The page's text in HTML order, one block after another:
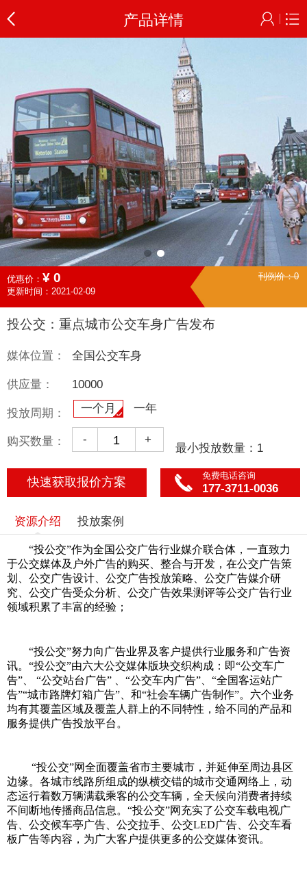
产品详情
优惠价： ¥ 0
更新时间：2021-02-09
刊例价：0
投公交：重点城市公交车身广告发布
媒体位置： 全国公交车身
供应量： 10000
投放周期： 一个月 一年
购买数量： - +
最小投放数量：1
快速获取报价方案 免费电话咨询
177-3711-0036
资源介绍 投放案例
“投公交”作为全国公交广告行业媒介联合体，一直致力
于公交媒体及户外广告的购买、整合与开发，在公交广告策
划、公交广告设计、公交广告投放策略、公交广告媒介研
究、公交广告受众分析、公交广告效果测评等公交广告行业
领域积累了丰富的经验；
“投公交”努力向广告业界及客户提供行业服务和广告资
讯。“投公交”由六大公交媒体版块交织构成：即“公交车广
告”、 “公交站台广告” 、“公交车内广告”、“全国客运站广
告”“城市路牌灯箱广告”、和“社会车辆广告制作”。六个业务
均有其覆盖区域及覆盖人群上的不同特性，给不同的产品和
服务提供广告投放平台。
“投公交”网全面覆盖省市主要城市，并延伸至周边县区
边缘。各城市线路所组成的纵横交错的城市交通网络上，动
态运行着数万辆满载乘客的公交车辆，全天候向消费者持续
不间断地传播商品信息。“投公交”网充实了公交车载电视广
告、公交候车亭广告、公交拉手、公交LED广告、公交车看
板广告等内容，为广大客户提供更多的公交媒体资讯。